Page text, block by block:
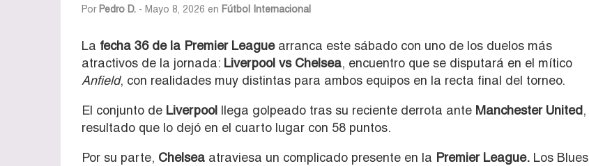
Por Pedro D. - Mayo 8, 2026 en Fútbol Internacional
La fecha 36 de la Premier Leaguearranca este sábado con uno de los duelos más
atractivos de la jornada: Liverpool vs Chelsea, encuentro que se disputará en el mítico
Anfield, con realidades muy distintas para ambos equipos en la recta final del torneo.
El conjunto de Liverpool llega golpeado tras su reciente derrota ante Manchester United,
resultado que lo dejó en el cuarto lugar con 58 puntos.
Por su parte, Chelsea atraviesa un complicado presente en la Premier League. Los Blues